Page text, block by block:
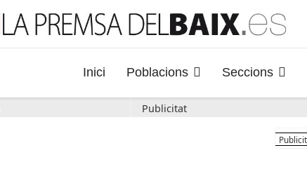
Inici Poblacions Seccions
Publicitat